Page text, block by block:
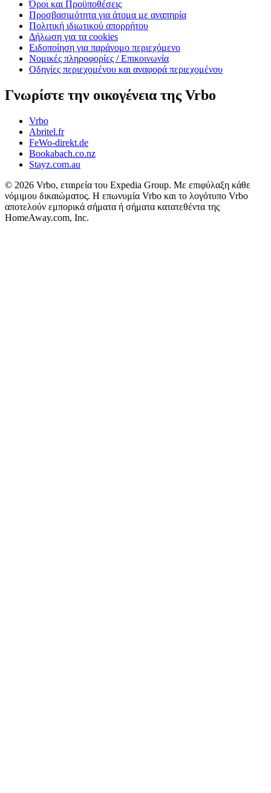
Όροι και Προϋποθέσεις
Προσβασιμότητα για άτομα με αναπηρία
Πολιτική ιδιωτικού απορρήτου
Δήλωση για τα cookies
Ειδοποίηση για παράνομο περιεχόμενο
Νομικές πληροφορίες / Επικοινωνία
Οδηγίες περιεχομένου και αναφορά περιεχομένου
Γνωρίστε την οικογένεια της Vrbo
Vrbo
Abritel.fr
FeWo-direkt.de
Bookabach.co.nz
Stayz.com.au
© 2026 Vrbo, εταιρεία του Expedia Group. Με επιφύλαξη κάθε
νόμιμου δικαιώματος. Η επωνυμία Vrbo και το λογότυπο Vrbo
αποτελούν εμπορικά σήματα ή σήματα κατατεθέντα της
HomeAway.com, Inc.